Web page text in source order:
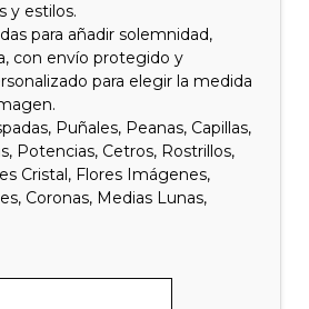
y estilos.
para añadir solemnidad,
con envío protegido y
para elegir la medida
Puñales, Peanas, Capillas,
Potencias, Cetros, Rostrillos,
Cristal, Flores Imágenes,
Coronas, Medias Lunas,